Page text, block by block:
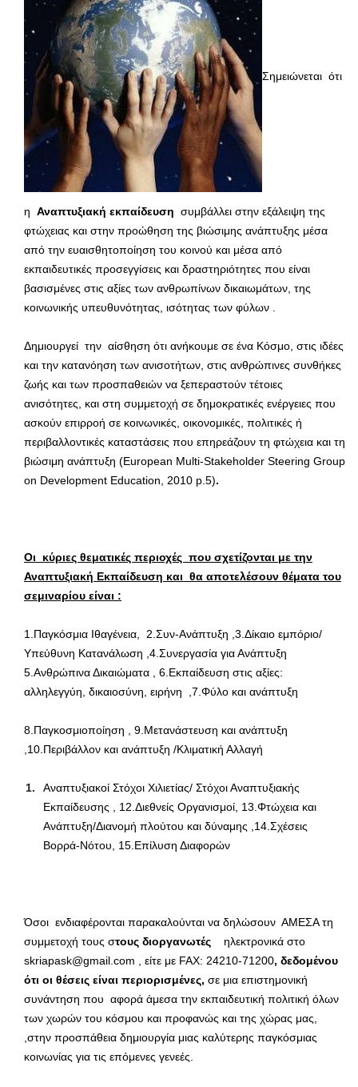
Σημειώνεται ότι
η Αναπτυξιακή εκπαίδευση συμβάλλει στην εξάλειψη της
φτώχειας και στην προώθηση της βιώσιμης ανάπτυξης μέσα
από την ευαισθητοποίηση του κοινού και μέσα από
εκπαιδευτικές προσεγγίσεις και δραστηριότητες που είναι
βασισμένες στις αξίες των ανθρωπίνων δικαιωμάτων, της
κοινωνικής υπευθυνότητας, ισότητας των φύλων .
Δημιουργεί την αίσθηση ότι ανήκουμε σε ένα Κόσμο, στις ιδέες
και την κατανόηση των ανισοτήτων, στις ανθρώπινες συνθήκες
ζωής και των προσπαθειών να ξεπεραστούν τέτοιες
ανισότητες, και στη συμμετοχή σε δημοκρατικές ενέργειες που
ασκούν επιρροή σε κοινωνικές, οικονομικές, πολιτικές ή
περιβαλλοντικές καταστάσεις που επηρεάζουν τη φτώχεια και τη
βιώσιμη ανάπτυξη (European Multi-Stakeholder Steering Group
on Development Education, 2010 p.5).
Οι
κύριες θεματικές περιοχές που σχετίζονται με την
Αναπτυξιακή Εκπαίδευση και θα αποτελέσουν θέματα του
σεμιναρίου είναι :
1.Παγκόσμια Ιθαγένεια, 2.Συν-Ανάπτυξη ,3.Δίκαιο εμπόριο/
Υπεύθυνη Κατανάλωση ,4.Συνεργασία για Ανάπτυξη
5.Ανθρώπινα Δικαιώματα , 6.Εκπαίδευση στις αξίες:
αλληλεγγύη, δικαιοσύνη, ειρήνη ,7.Φύλο και ανάπτυξη
8.Παγκοσμιοποίηση , 9.Μετανάστευση και ανάπτυξη
,10.Περιβάλλον και ανάπτυξη /Κλιματική Αλλαγή
Αναπτυξιακοί Στόχοι Χιλιετίας/ Στόχοι Αναπτυξιακής
Εκπαίδευσης , 12.Διεθνείς Οργανισμοί, 13.Φτώχεια και
Ανάπτυξη/Διανομή πλούτου και δύναμης ,14.Σχέσεις
Βορρά-Νότου, 15.Επίλυση Διαφορών
Όσοι ενδιαφέρονται παρακαλούνται να δηλώσουν ΑΜΕΣΑ τη
συμμετοχή τους στους διοργανωτές
ηλεκτρονικά στο
skriapask@gmail.com , είτε με FAX: 24210-71200, δεδομένου
ότι οι θέσεις είναι περιορισμένες, σε μια επιστημονική
συνάντηση που αφορά άμεσα την εκπαιδευτική πολιτική όλων
των χωρών του κόσμου και προφανώς και της χώρας μας,
,στην προσπάθεια δημιουργία μιας καλύτερης παγκόσμιας
κοινωνίας για τις επόμενες γενεές.